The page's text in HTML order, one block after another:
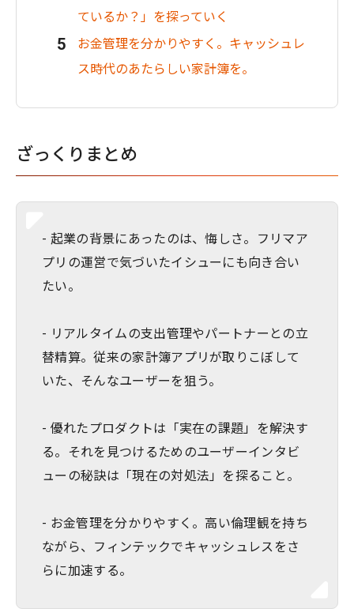
ているか？」を探っていく
お金管理を分かりやすく。キャッシュレ
ス時代のあたらしい家計簿を。
ざっくりまとめ
- 起業の背景にあったのは、悔しさ。フリマア
プリの運営で気づいたイシューにも向き合い
たい。
- リアルタイムの支出管理やパートナーとの立
替精算。従来の家計簿アプリが取りこぼして
いた、そんなユーザーを狙う。
- 優れたプロダクトは「実在の課題」を解決す
る。それを見つけるためのユーザーインタビ
ューの秘訣は「現在の対処法」を探ること。
- お金管理を分かりやすく。高い倫理観を持ち
ながら、フィンテックでキャッシュレスをさ
らに加速する。